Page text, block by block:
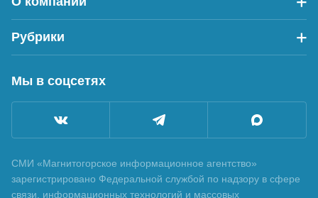
Рубрики
Мы в соцсетях
СМИ «Магнитогорское информационное агентство»
зарегистрировано Федеральной службой по надзору в сфере
связи, информационных технологий и массовых